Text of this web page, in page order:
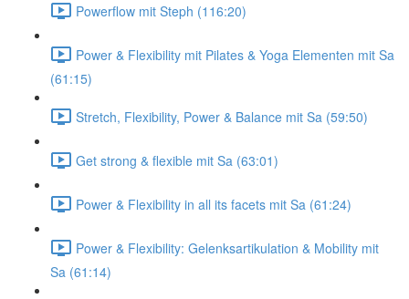
Powerflow mit Steph (116:20)
Power & Flexibility mit Pilates & Yoga Elementen mit Sa
(61:15)
Stretch, Flexibility, Power & Balance mit Sa (59:50)
Get strong & flexible mit Sa (63:01)
Power & Flexibility in all its facets mit Sa (61:24)
Power & Flexibility: Gelenksartikulation & Mobility mit
Sa (61:14)